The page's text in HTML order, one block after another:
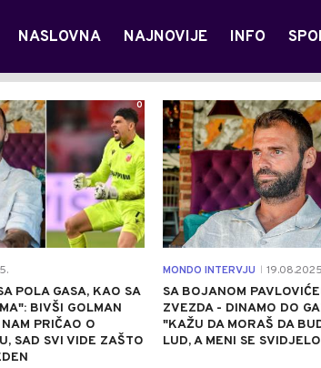
NASLOVNA NAJNOVIJE INFO
POLA GASA, KAO SA
BIVŠI GOLMAN
PRIČAO O
SAD SVI VIDE ZAŠTO
0
MONDO INTERVJU
SA BOJANOM
ZVEZDA - DINAMO DO
"KAŽU DA MORAŠ DA
LUD, A MENI SE